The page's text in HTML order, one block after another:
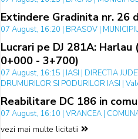
Extindere Gradinita nr. 26
07 August, 16:20 | BRASOV |
Lucrari pe DJ 281A: Harlau
0+000 - 3+700)
07 August, 16:15 | IASI | DIRECTIA
DRUMURILOR SI PODURILOR IASI |
Reabilitare DC 186 in
07 August, 16:10 | VRANCEA |
vezi mai multe licitatii